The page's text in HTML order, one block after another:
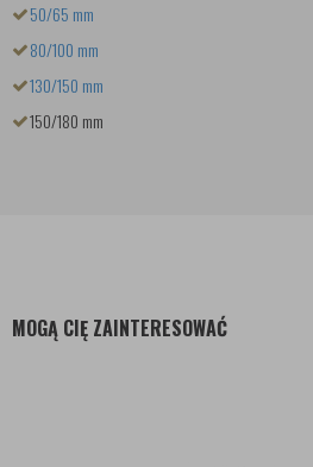
50/65 mm
80/100 mm
130/150 mm
150/180 mm
MOGĄ CIĘ ZAINTERESOWAĆ